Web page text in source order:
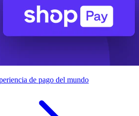
de pago del mundo